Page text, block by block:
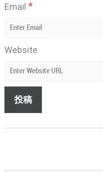
Email *
Website